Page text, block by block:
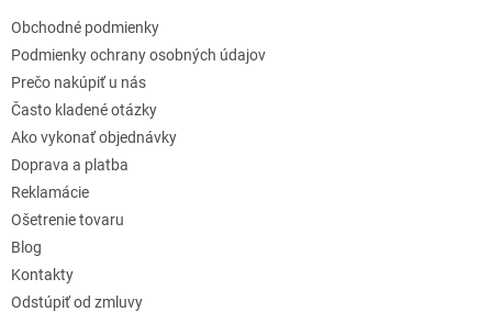
Obchodné podmienky
Podmienky ochrany osobných údajov
Prečo nakúpiť u nás
Často kladené otázky
Ako vykonať objednávky
Doprava a platba
Reklamácie
Ošetrenie tovaru
Blog
Kontakty
Odstúpiť od zmluvy